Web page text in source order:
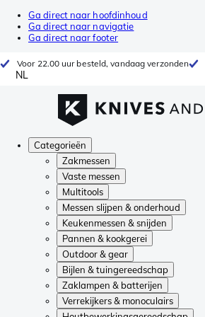
Ga direct naar hoofdinhoud
Ga direct naar navigatie
Ga direct naar footer
Voor 22.00 uur besteld, vandaag verzonden
NL
Categorieën
Zakmessen
Vaste messen
Multitools
Messen slijpen & onderhoud
Keukenmessen & snijden
Pannen & kookgerei
Outdoor & gear
Bijlen & tuingereedschap
Zaklampen & batterijen
Verrekijkers & monoculairs